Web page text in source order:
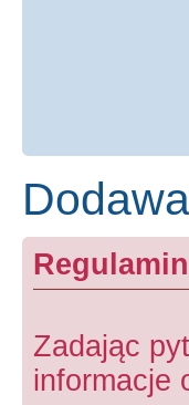
Zadając
informacje